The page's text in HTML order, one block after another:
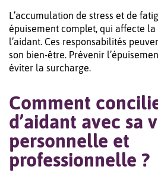
L’accumulation de stress et de
épuisement complet, qui affecte la
l’aidant. Ces responsabilités
son bien-être. Prévenir
éviter la surcharge.
Comment
d’aidant avec sa
personnelle et
professionnelle ?